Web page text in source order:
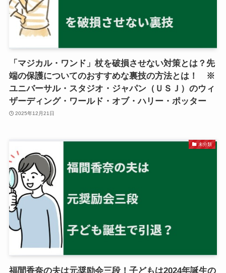
「マジカル・ワンド」杖を破損させない対策とは？先
端の保護についてのおすすめな裏技の方法とは！ ※
ユニバーサル・スタジオ・ジャパン（ＵＳＪ）のウィ
ザーディング・ワールド・オブ・ハリー・ポッター
2025年12月21日
未分類
福間香奈の夫は元奨励会三段！子どもは2024年誕生の